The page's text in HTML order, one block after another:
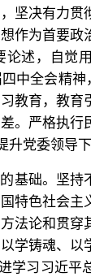
坚决有力贯
作为首要
述，自觉
中全会精神
教育，教育
。严格执
党委领导
基础。坚
特色社会主
法论和贯
学铸魂、
学习习近